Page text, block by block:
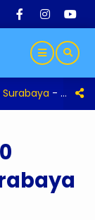
Surabaya - Call